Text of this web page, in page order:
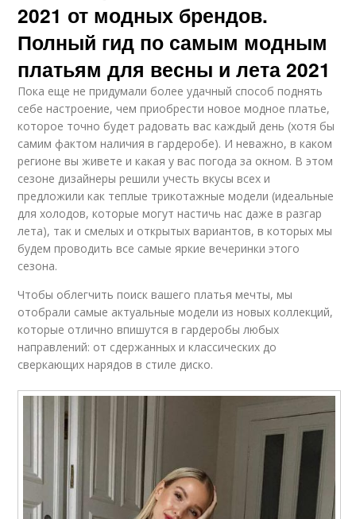
2021 от модных брендов.
Полный гид по самым модным
платьям для весны и лета 2021
Пока еще не придумали более удачный способ поднять
себе настроение, чем приобрести новое модное платье,
которое точно будет радовать вас каждый день (хотя бы
самим фактом наличия в гардеробе). И неважно, в каком
регионе вы живете и какая у вас погода за окном. В этом
сезоне дизайнеры решили учесть вкусы всех и
предложили как теплые трикотажные модели (идеальные
для холодов, которые могут настичь нас даже в разгар
лета), так и смелых и открытых вариантов, в которых мы
будем проводить все самые яркие вечеринки этого
сезона.
Чтобы облегчить поиск вашего платья мечты, мы
отобрали самые актуальные модели из новых коллекций,
которые отлично впишутся в гардеробы любых
направлений: от сдержанных и классических до
сверкающих нарядов в стиле диско.